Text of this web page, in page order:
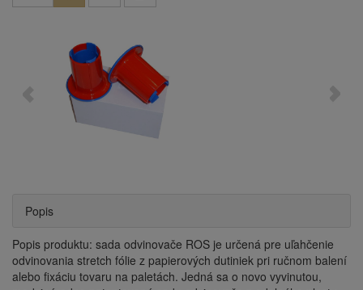
Popis
Popis produktu: sada odvinovače ROS je určená pre uľahčenie
odvinovania stretch fólie z papierových dutiniek pri ručnom balení
alebo fixáciu tovaru na paletách. Jedná sa o novo vyvinutou,